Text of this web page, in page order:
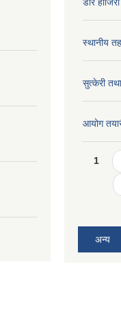
स्थानीय
सुत्केरी
आयोग
1
अन्य